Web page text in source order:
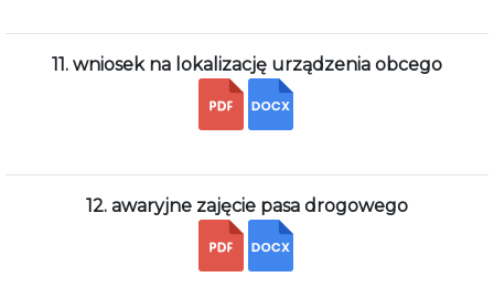
11. wniosek na lokalizację urządzenia obcego
12. awaryjne zajęcie pasa drogowego